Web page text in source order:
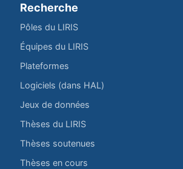
Recherche
Pôles du LIRIS
Équipes du LIRIS
Plateformes
Logiciels (dans HAL)
Jeux de données
Thèses du LIRIS
Thèses soutenues
Thèses en cours